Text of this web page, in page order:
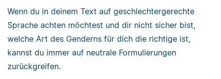
Wenn du in deinem Text auf geschlechtergerechte
Sprache achten möchtest und dir nicht sicher bist,
welche Art des Genderns für dich die richtige ist,
kannst du immer auf neutrale Formulierungen
zurückgreifen.